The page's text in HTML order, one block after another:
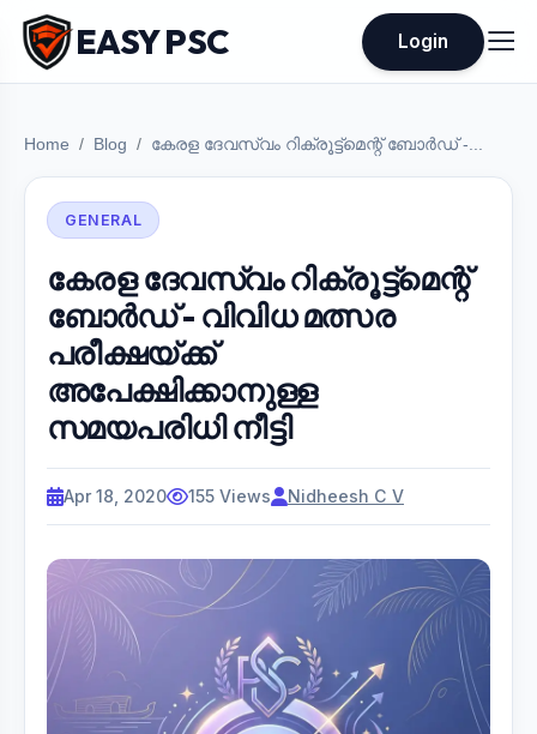
EASY PSC Login
Home Blog കേരള ദേവസ്വം റിക്രൂട്ട്മെന്റ് ബോര്‍ഡ് -...
GENERAL
കേരള ദേവസ്വം റിക്രൂട്ട്മെന്റ്
ബോര്‍ഡ് - വിവിധ മത്സര
പരീക്ഷയ്ക്ക്
അപേക്ഷിക്കാനുള്ള
സമയപരിധി നീട്ടി
Apr 18, 2020 155 Views Nidheesh C V